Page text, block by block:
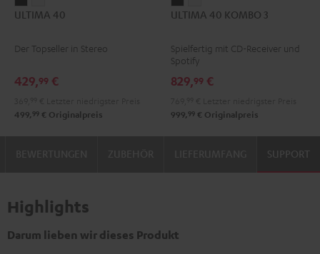
40 40
ULTIMA 40
Der Topseller in Stereo
429,99 €
499, 99 € Originalpreis
40
3
Schwarz
40
3
ULTIMA 40 KOMBO 3
Spielfertig mit CD-Receiver und
Spotify
829,99 €
999, 99 € Originalpreis
SUPPORT
Highlights
Darum lieben wir dieses Produkt